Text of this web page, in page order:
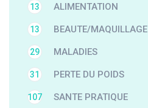
ALIMENTATION
13
BEAUTE/MAQUILLAGE
13
MALADIES
29
PERTE DU POIDS
31
SANTE PRATIQUE
107